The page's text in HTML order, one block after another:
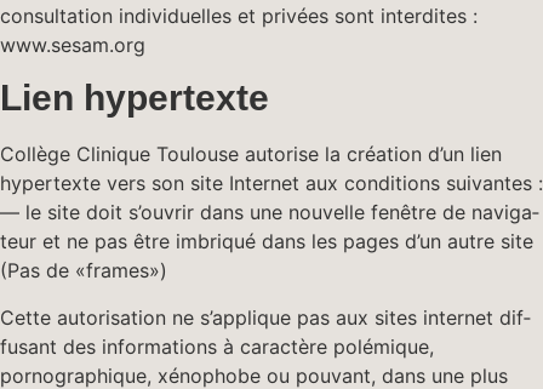
con­sul­ta­tion indi­vidu­elles et privées sont inter­dites :
www.sesam.org
Lien hypertexte
Col­lège Clin­ique Toulouse autorise la créa­tion d’un lien
hyper­texte vers son site Inter­net aux con­di­tions suivantes :
— le site doit s’ou­vrir dans une nou­velle fenêtre de nav­i­ga­
teur et ne pas être imbriqué dans les pages d’un autre site
(Pas de «frames»)
Cette autori­sa­tion ne s’applique pas aux sites inter­net dif­
fu­sant des infor­ma­tions à car­ac­tère polémique,
pornographique, xéno­phobe ou pou­vant, dans une plus